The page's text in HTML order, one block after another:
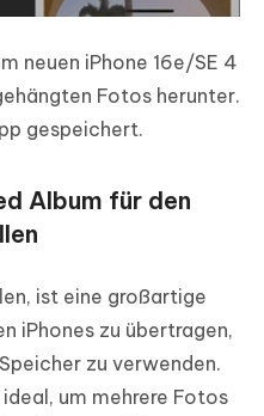
neuen iPhone 16e/SE 4
Fotos herunter.
gespeichert.
Album für den
ist eine großartige
iPhones zu übertragen,
zu verwenden.
um mehrere Fotos